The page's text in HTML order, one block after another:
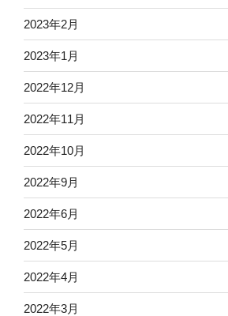
2023年2月
2023年1月
2022年12月
2022年11月
2022年10月
2022年9月
2022年6月
2022年5月
2022年4月
2022年3月